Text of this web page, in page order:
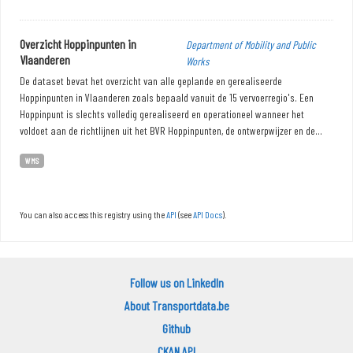
Overzicht Hoppinpunten in
Vlaanderen
Department of Mobility and Public
Works
De dataset bevat het overzicht van alle geplande en gerealiseerde
Hoppinpunten in Vlaanderen zoals bepaald vanuit de 15 vervoerregio's. Een
Hoppinpunt is slechts volledig gerealiseerd en operationeel wanneer het
voldoet aan de richtlijnen uit het BVR Hoppinpunten, de ontwerpwijzer en de...
WMS
You can also access this registry using theAPI (seeAPI Docs).
Follow us on LinkedIn
About Transportdata.be
Github